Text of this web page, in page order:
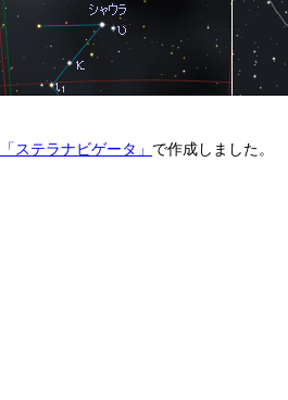
「ステラナビゲータ」 で作成しました。